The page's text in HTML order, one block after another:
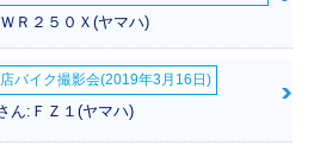
Ｒ２５０Ｘ(ヤマハ)
バイク撮影会(2019年3月16日)
ん:ＦＺ１(ヤマハ)